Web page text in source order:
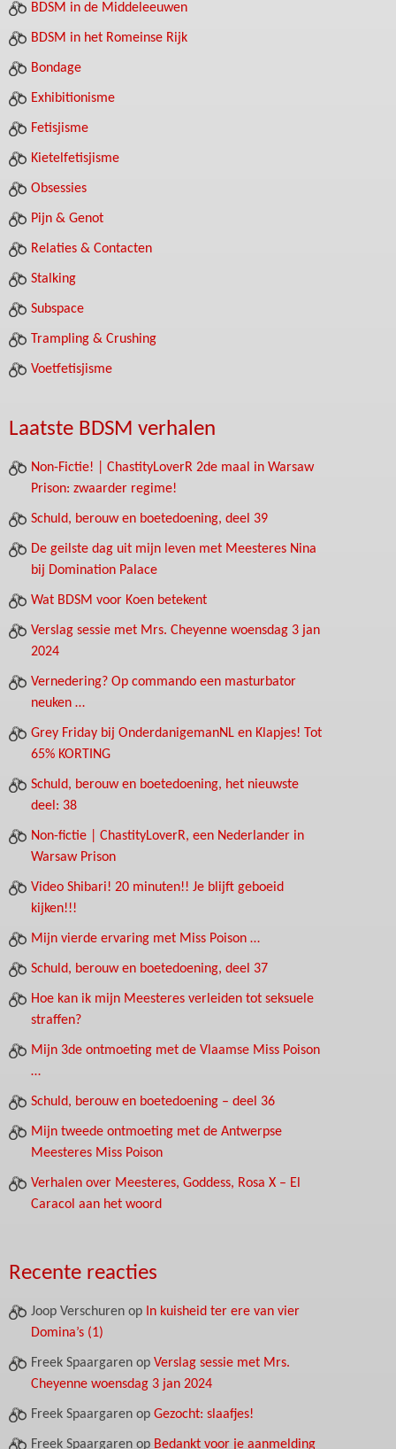
BDSM in de Middeleeuwen
BDSM in het Romeinse Rijk
Bondage
Exhibitionisme
Fetisjisme
Kietelfetisjisme
Obsessies
Pijn & Genot
Relaties & Contacten
Stalking
Subspace
Trampling & Crushing
Voetfetisjisme
Laatste BDSM verhalen
Non-Fictie! | ChastityLoverR 2de maal in Warsaw
Prison: zwaarder regime!
Schuld, berouw en boetedoening, deel 39
De geilste dag uit mijn leven met Meesteres Nina
bij Domination Palace
Wat BDSM voor Koen betekent
Verslag sessie met Mrs. Cheyenne woensdag 3 jan
2024
Vernedering? Op commando een masturbator
neuken …
Grey Friday bij OnderdanigemanNL en Klapjes! Tot
65% KORTING
Schuld, berouw en boetedoening, het nieuwste
deel: 38
Non-fictie | ChastityLoverR, een Nederlander in
Warsaw Prison
Video Shibari! 20 minuten!! Je blijft geboeid
kijken!!!
Mijn vierde ervaring met Miss Poison …
Schuld, berouw en boetedoening, deel 37
Hoe kan ik mijn Meesteres verleiden tot seksuele
straffen?
Mijn 3de ontmoeting met de Vlaamse Miss Poison
…
Schuld, berouw en boetedoening – deel 36
Mijn tweede ontmoeting met de Antwerpse
Meesteres Miss Poison
Verhalen over Meesteres, Goddess, Rosa X – El
Caracol aan het woord
Recente reacties
Joop Verschuren op In kuisheid ter ere van vier
Domina’s (1)
Freek Spaargaren op Verslag sessie met Mrs.
Cheyenne woensdag 3 jan 2024
Freek Spaargaren op Gezocht: slaafjes!
Freek Spaargaren op Bedankt voor je aanmelding